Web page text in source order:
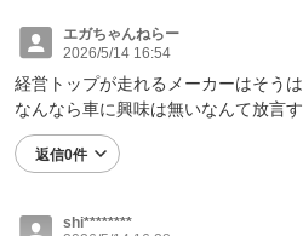
エガちゃんねらー
2026/5/14 16:54
経営トップが走れるメーカーはそう
なんなら車に興味は無いなんて放言
返信0件
shi********